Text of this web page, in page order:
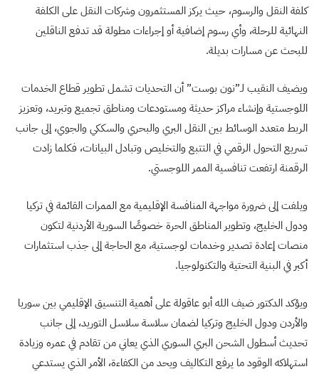
كلفة النقل والرسوم، حيث يركز المستثمرون وشركات النقل على الكلفة
النهائية للرحلة، وأي رسوم إضافية أو إجراءات مطولة قد تدفع الناقلين
للبحث عن مسارات بديلة.
ويضيف النقيب لـ”نون بوست” أن التحديات تشمل تطوير قطاع الخدمات
اللوجستية وإنشاء مراكز حديثة ومستودعات ومناطق تجميع وتبريد، وتعزيز
الربط متعدد الوسائط بين النقل البري والبحري والسككي والجوي، إلى جانب
تسريع التحول الرقمي في التتبع والتخليص وتبادل البيانات، فكلما زادت
الرقمنة ارتفعت تنافسية الممر اللوجستي.
ويلفت إلى ضرورة مواجهة المنافسة الإقليمية مع الممرات القائمة في تركيا
ودول الخليج، وتطوير المناطق الحرة خصوصًا السورية الأردنية لتكون
منصات إعادة تصدير وخدمات لوجستية، مع الحاجة إلى جذب استثمارات
أكبر في البنية التحتية والتكنولوجيا.
ويؤكد الدكتور ضيف الله أبو عاقولة على أهمية التنسيق الإقليمي بين سوريا
والأردن ودول الخليج وتركيا لضمان سلاسة سلاسل التوريد، إلى جانب
تحديث أسطول الشحن البري السوري الذي يعاني من تقادم في عمره وزيادة
استهلاكه الوقود ما يرفع التكاليف ويحد من الكفاءة، الأمر الذي يستدعي